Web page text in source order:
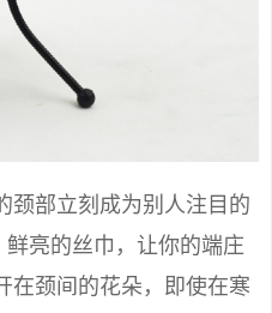
颈部立刻成为别人注目的
亮的丝巾，让你的端庄
在颈间的花朵，即使在寒